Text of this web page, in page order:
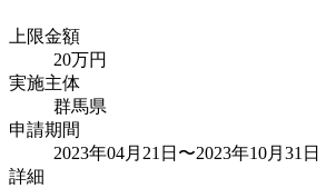
上限金額
20万円
実施主体
群馬県
申請期間
2023年04月21日〜2023年10月31日
詳細